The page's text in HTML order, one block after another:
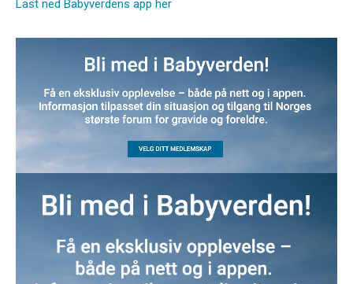
Last ned Babyverdens app her